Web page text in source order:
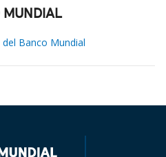
MUNDIAL
Banco Mundial